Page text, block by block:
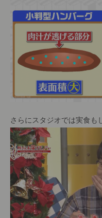
さらにスタジオでは実食も